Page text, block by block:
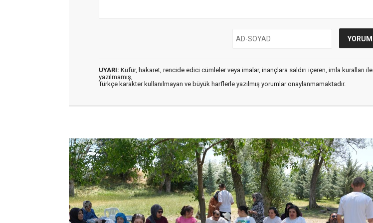
UYARI: Küfür, hakaret, rencide edici cümleler veya imalar, inançlara saldırı içeren, imla kuralları ile
yazılmamış,
Türkçe karakter kullanılmayan ve büyük harflerle yazılmış yorumlar onaylanmamaktadır.